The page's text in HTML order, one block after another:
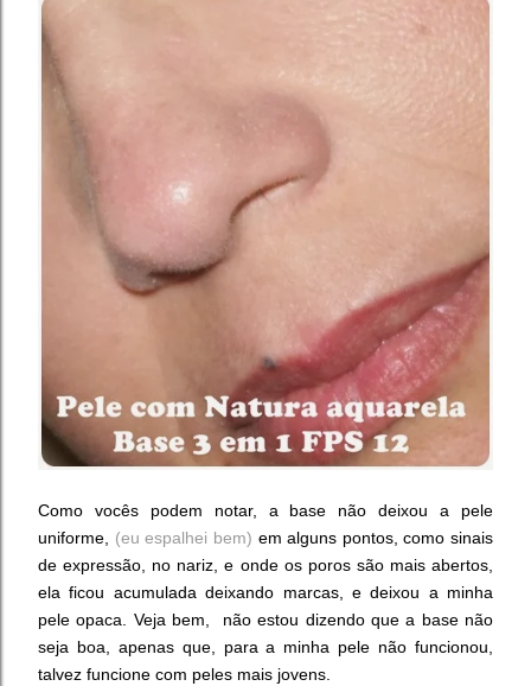
Como vocês podem notar, a base não deixou a pele
uniforme, (eu espalhei bem) em alguns pontos, como sinais
de expressão, no nariz, e onde os poros são mais abertos,
ela ficou acumulada deixando marcas, e deixou a minha
pele opaca. Veja bem, não estou dizendo que a base não
seja boa, apenas que, para a minha pele não funcionou,
talvez funcione com peles mais jovens.